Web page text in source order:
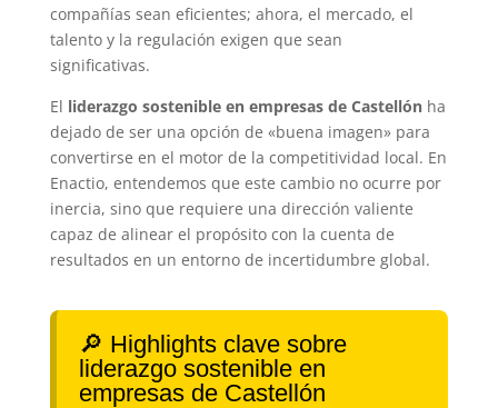
compañías sean eficientes; ahora, el mercado, el
talento y la regulación exigen que sean
significativas.
El liderazgo sostenible en empresas de Castellónha
dejado de ser una opción de «buena imagen» para
convertirse en el motor de la competitividad local. En
Enactio, entendemos que este cambio no ocurre por
inercia, sino que requiere una dirección valiente
capaz de alinear el propósito con la cuenta de
resultados en un entorno de incertidumbre global.
🔎 Highlights clave sobre
liderazgo sostenible en
empresas de Castellón